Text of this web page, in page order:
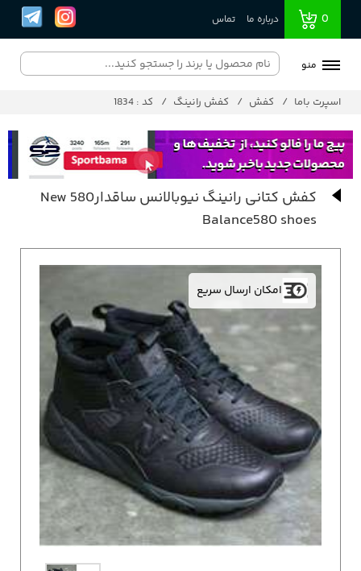
0 درباره ما تماس
منو
اسپرت باما کفش کفش رانینگ کد : 1834
کفش کتانی رانینگ نیوبالانس ساقدار580 New
Balance580 shoes
امکان ارسال سریع